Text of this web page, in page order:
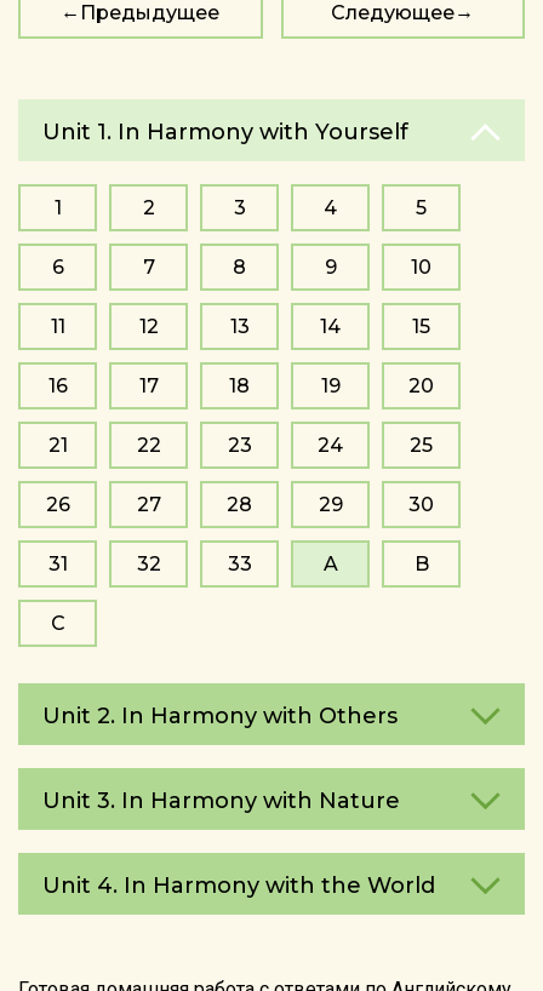
Предыдущее Следующее
Unit 1. In Harmony with Yourself
1 2 3 4 5
6 7 8 9 10
11 12 13 14 15
16 17 18 19 20
21 22 23 24 25
26 27 28 29 30
31 32 33 A B
C
Unit 2. In Harmony with Others
Unit 3. In Harmony with Nature
Unit 4. In Harmony with the World